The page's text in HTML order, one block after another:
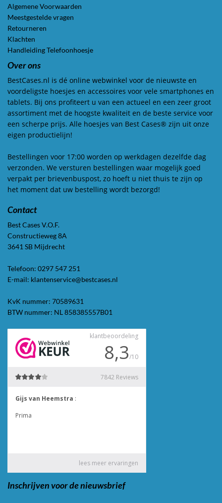
Algemene Voorwaarden
Meestgestelde vragen
Retourneren
Klachten
Handleiding Telefoonhoesje
Over ons
BestCases.nl is dé online webwinkel voor de nieuwste en
voordeligste hoesjes en accessoires voor vele smartphones en
tablets. Bij ons profiteert u van een actueel en een zeer groot
assortiment met de hoogste kwaliteit en de beste service voor
een scherpe prijs. Alle hoesjes van Best Cases® zijn uit onze
eigen productielijn!
Bestellingen voor 17:00 worden op werkdagen dezelfde dag
verzonden. We versturen bestellingen waar mogelijk goed
verpakt per brievenbuspost, zo hoeft u niet thuis te zijn op
het moment dat uw bestelling wordt bezorgd!
Contact
Best Cases V.O.F.
Constructieweg 8A
3641 SB Mijdrecht
Telefoon: 0297 547 251
E-mail: klantenservice@bestcases.nl
KvK nummer: 70589631
BTW nummer: NL 858385557B01
Inschrijven voor de nieuwsbrief